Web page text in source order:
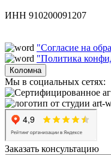
ИНН 910200091207
"Согласие на
"Политика
Коломна
Мы в социальных сетях:
Заказать консультацию